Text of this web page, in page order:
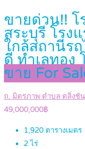
ขายด่วน!! โ
สระบุรี โร
ใกล้สถานีรถ
ดี ทำเลทอง
ขาย For
ถ. มิตรภาพ ตำบล ตลิ่งชัน
49,000,000฿
1,920 ตารางเมตร
2ไร่